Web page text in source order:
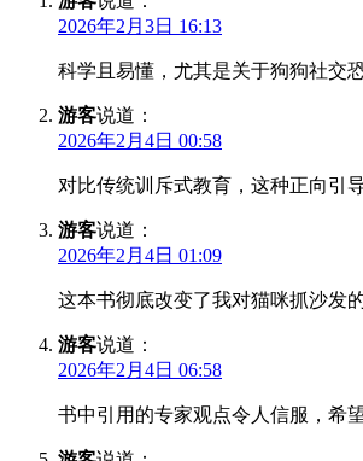
2026年2月3日 16:13
科学且易懂，尤其是关于狗狗社交
游客说道：
2026年2月4日 00:58
对比传统训斥式教育，这种正向引
游客说道：
2026年2月4日 01:09
这本书彻底改变了我对猫咪抓沙发
游客说道：
2026年2月4日 06:58
书中引用的专家观点令人信服，希